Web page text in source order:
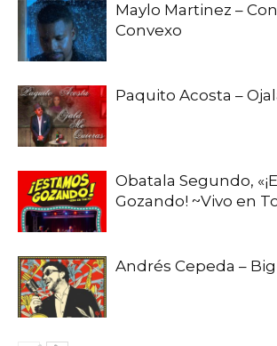
Maylo Martinez –
Convexo
Paquito Acosta –
Obatala Segundo,
Gozando! ~Vivo en
Andrés Cepeda –